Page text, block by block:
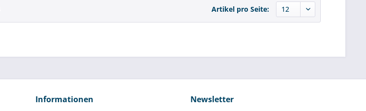
Artikel pro Seite:
Informationen Newsletter